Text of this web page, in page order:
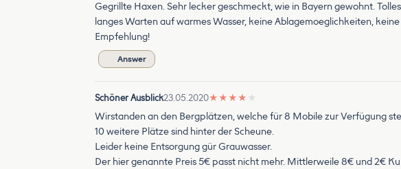
Gegrillte Haxen. Sehr lecker geschmeckt, wie in Bayern gewohnt.
langes Warten auf warmes Wasser, keine Ablagemoeglichkeiten,
Empfehlung!
Answer
Schöner Ausblick23.05.2020★ ★ ★ ★ ★
Wirstanden an den Bergplätzen, welche für 8 Mobile zur Verfügung
10 weitere Plätze sind hinter der Scheune.
Leider keine Entsorgung gür Grauwasser.
Der hier genannte Preis 5€ passt nicht mehr. Mittlerweile 8€ und 2€